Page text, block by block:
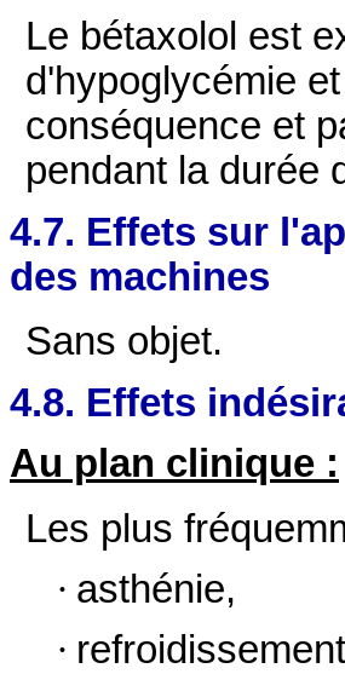
Le bétaxolol est
d'hypoglycémie
conséquence et
pendant la durée
4.7. Effets sur
des machines
Sans objet.
4.8. Effets
Au plan clinique :
Les plus
· asthénie,
·